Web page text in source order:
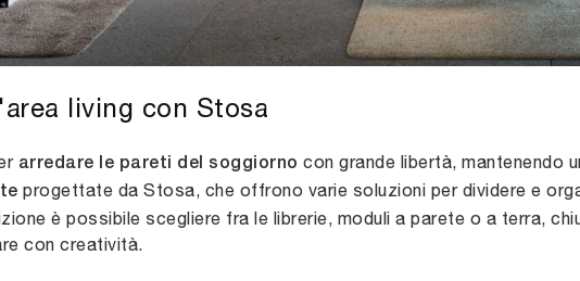
living con Stosa
arredare le pareti del soggiorno con grande libertà, mantenendo
progettate da Stosa, che offrono varie soluzioni per dividere e
è possibile scegliere fra le librerie, moduli a parete o a terra,
con creatività.